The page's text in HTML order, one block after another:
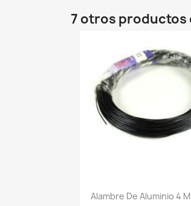
7 otros productos
Vista rápida
Alambre De Aluminio 4